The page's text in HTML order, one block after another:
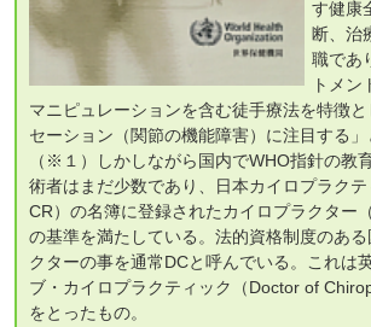
す健康
断、治
職であ
トメン
マニピュレーションを含む徒手療法を特徴
セーション（関節の機能障害）に注目する」
（※１）しかしながら国内でWHO指針の教
術者はまだ少数であり、日本カイロプラク
CR）の名簿に登録されたカイロプラクター
の基準を満たしている。法的資格制度のあ
クターの事を通常DCと呼んでいる。これは
ブ・カイロプラクティック（Doctor of
をとったもの。